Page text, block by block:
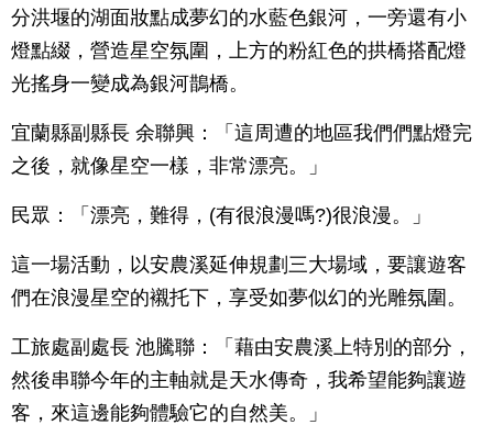
分洪堰的湖面妝點成夢幻的水藍色銀河，一旁還有小
燈點綴，營造星空氛圍，上方的粉紅色的拱橋搭配燈
光搖身一變成為銀河鵲橋。
宜蘭縣副縣長 余聯興：「這周遭的地區我們們點燈完
之後，就像星空一樣，非常漂亮。」
民眾：「漂亮，難得，(有很浪漫嗎?)很浪漫。」
這一場活動，以安農溪延伸規劃三大場域，要讓遊客
們在浪漫星空的襯托下，享受如夢似幻的光雕氛圍。
工旅處副處長 池騰聯：「藉由安農溪上特別的部分，
然後串聯今年的主軸就是天水傳奇，我希望能夠讓遊
客，來這邊能夠體驗它的自然美。」